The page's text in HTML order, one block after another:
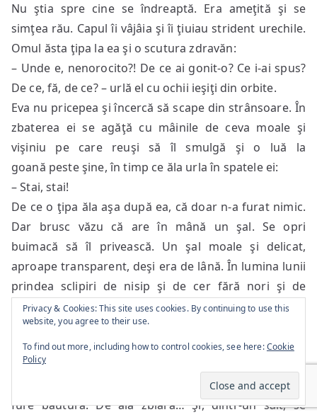
Nu ştia spre cine se îndreaptă. Era ameţită şi se
simţea rău. Capul îi vâjâia şi îi ţiuiau strident urechile.
Omul ăsta ţipa la ea şi o scutura zdravăn:
– Unde e, nenorocito?! De ce ai gonit-o? Ce i-ai spus?
De ce, fă, de ce? – urlă el cu ochii ieşiţi din orbite.
Eva nu pricepea şi încercă să scape din strânsoare. În
zbaterea ei se agăţă cu mâinile de ceva moale şi
vişiniu pe care reuşi să îl smulgă şi o luă la
goană peste şine, în timp ce ăla urla în spatele ei:
– Stai, stai!
De ce o ţipa ăla aşa după ea, că doar n-a furat nimic.
Dar brusc văzu că are în mână un şal. Se opri
buimacă să îl privească. Un şal moale şi delicat,
aproape transparent, deşi era de lână. În lumina lunii
prindea sclipiri de nisip şi de cer fără nori şi de
apusuri peste o pădure de sălcâmi… Simţea şi
mirosul de salcâm în floare… Bărbatul ăla continua să
zbiere la ea; rămăsese pe loc şi continua să ţipe,
gesticulând. Nu auzea ce zice. Dar îşi aduse aminte de
sticla cu votcă ce rămăsese sub bancă. Ăsta vroia să-i
fure băutura. De aia zbiară… Şi, dintr-un salt, se
Privacy & Cookies: This site uses cookies. By continuing to use this
website, you agree to their use.
To find out more, including how to control cookies, see here:Cookie
Policy